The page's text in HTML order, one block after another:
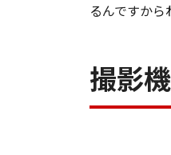
るんですから
撮影